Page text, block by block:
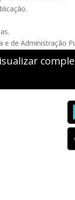
e de Administração